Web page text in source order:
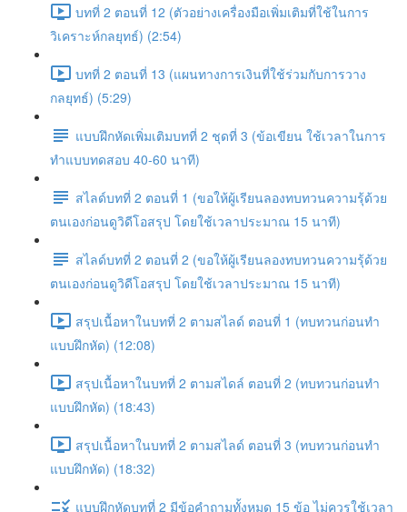
บทที่ 2 ตอนที่ 12 (ตัวอย่างเครื่องมือเพิ่มเติมที่ใช้ในการ
วิเคราะห์กลยุทธ์) (2:54)
บทที่ 2 ตอนที่ 13 (แผนทางการเงินที่ใช้ร่วมกับการวาง
กลยุทธ์) (5:29)
แบบฝึกหัดเพิ่มเติมบทที่ 2 ชุดที่ 3 (ข้อเขียน ใช้เวลาในการ
ทำแบบทดสอบ 40-60 นาที)
สไลด์บทที่ 2 ตอนที่ 1 (ขอให้ผู้เรียนลองทบทวนความรุ้ด้วย
ตนเองก่อนดูวิดีโอสรุป โดยใช้เวลาประมาณ 15 นาที)
สไลด์บทที่ 2 ตอนที่ 2 (ขอให้ผู้เรียนลองทบทวนความรุ้ด้วย
ตนเองก่อนดูวิดีโอสรุป โดยใช้เวลาประมาณ 15 นาที)
สรุปเนื้อหาในบทที่ 2 ตามสไลด์ ตอนที่ 1 (ทบทวนก่อนทำ
แบบฝึกหัด) (12:08)
สรุปเนื้อหาในบทที่ 2 ตามสไดล์ ตอนที่ 2 (ทบทวนก่อนทำ
แบบฝึกหัด) (18:43)
สรุปเนื้อหาในบทที่ 2 ตามสไลด์ ตอนที่ 3 (ทบทวนก่อนทำ
แบบฝึกหัด) (18:32)
แบบฝึกหัดบทที่ 2 มีข้อคำถามทั้งหมด 15 ข้อ ไม่ควรใช้เวลา